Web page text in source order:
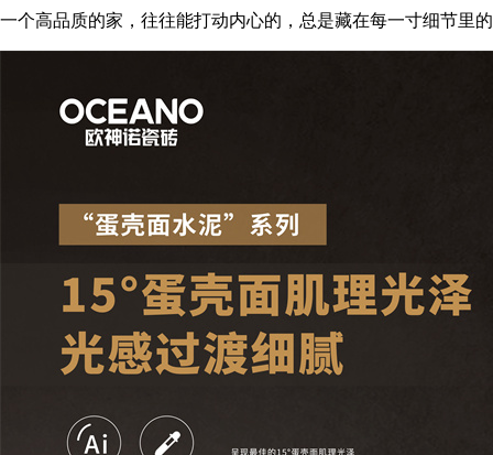
一个高品质的家，往往能打动内心的，总是藏在每一寸细节里